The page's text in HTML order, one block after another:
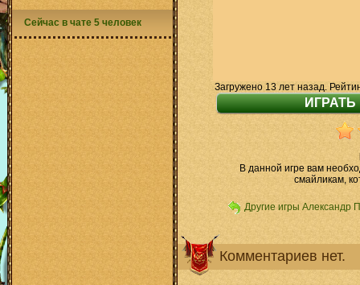
Загружено 13 лет назад.
В данной игре вам
смайликам,
Другие игры Александр
Комментариев нет.
Сейчас в чате 5 человек